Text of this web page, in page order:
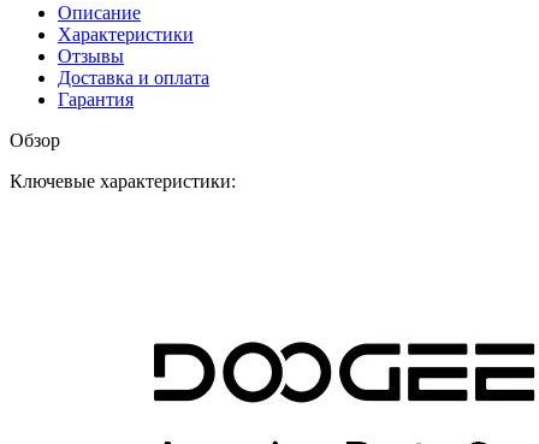
Описание
Характеристики
Отзывы
Доставка и оплата
Гарантия
Обзор
Ключевые характеристики: